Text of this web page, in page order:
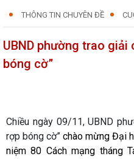
THÔNG TIN CHUYÊN ĐỀ
UBND phường trao giải
bóng cờ”
Chiều ngày 09/11, UBND
rợp bóng cờ”chào mừng Đại
niệm 80 Cách mạng tháng